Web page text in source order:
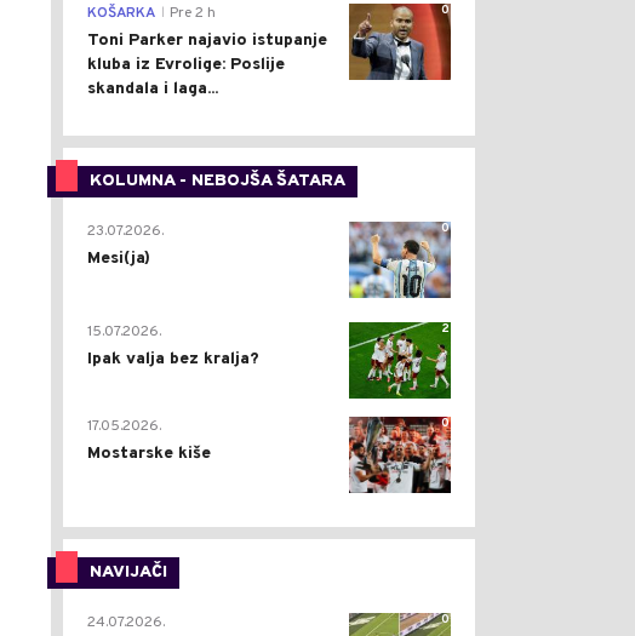
0
KOŠARKA Pre 2 h
Toni Parker najavio istupanje
kluba iz Evrolige: Poslije
skandala i laga...
KOLUMNA - NEBOJŠA ŠATARA
0
23.07.2026.
Mesi(ja)
2
15.07.2026.
Ipak valja bez kralja?
0
17.05.2026.
Mostarske kiše
NAVIJAČI
0
24.07.2026.